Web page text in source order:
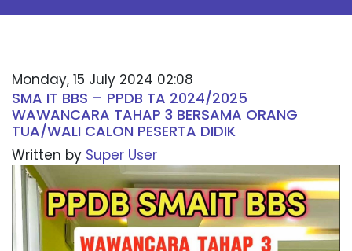
Monday, 15 July 2024 02:08
SMA IT BBS – PPDB TA 2024/2025
WAWANCARA TAHAP 3 BERSAMA ORANG
TUA/WALI CALON PESERTA DIDIK
Written by Super User